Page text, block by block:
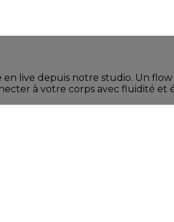
en live depuis notre studio. Un
à votre corps avec fluidité et